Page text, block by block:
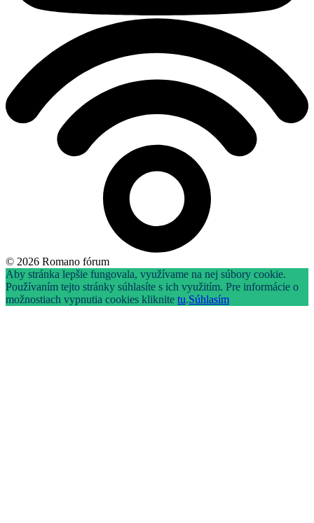
© 2026 Romano fórum
Aby stránka lepšie fungovala, využívame na nej súbory cookie.
Používaním tejto stránky súhlasíte s ich využitím. Pre informácie o
možnostiach vypnutia cookies kliknite tu.Súhlasím